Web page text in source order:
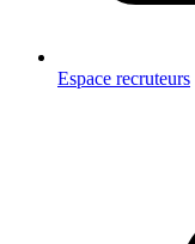
Espace recruteurs